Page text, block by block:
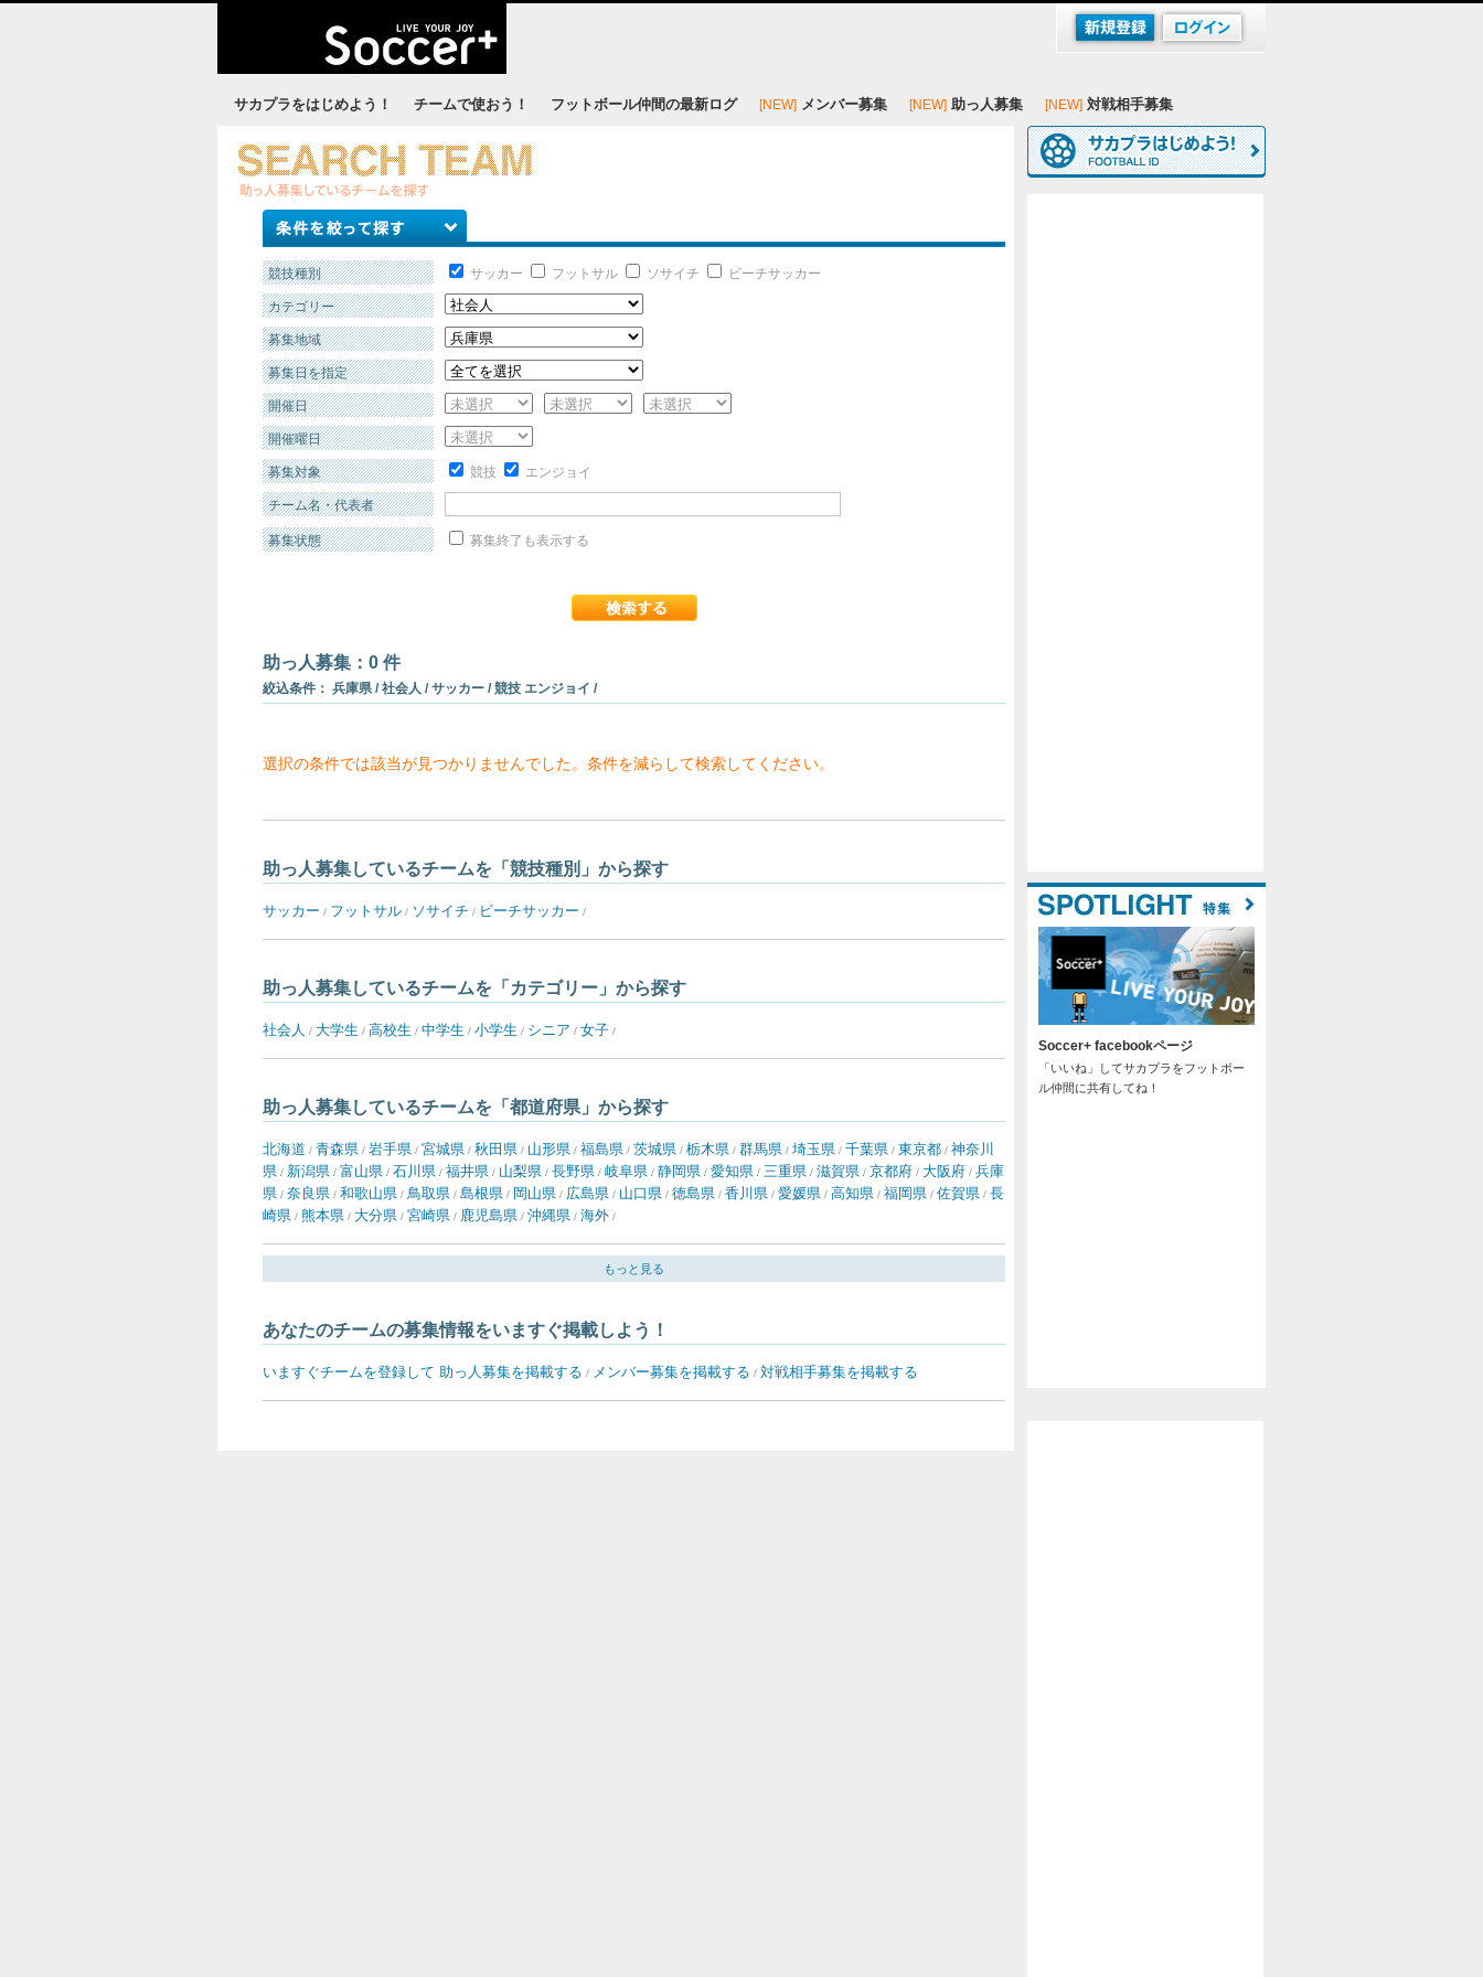
サカプラをはじめよう！ チームで使おう！ フットボール仲間の最新ログ [NEW] メンバー募集 [NEW] 助っ人募集 [NEW] 対戦相手募集
競技種別 サッカー フットサル ソサイチ ビーチサッカー
カテゴリー
募集地域
募集日を指定
開催日
開催曜日
募集対象 競技 エンジョイ
チーム名・代表者
募集状態 募集終了も表示する
助っ人募集：0 件
絞込条件： 兵庫県 / 社会人 / サッカー / 競技 エンジョイ /
選択の条件では該当が見つかりませんでした。条件を減らして検索してください。
助っ人募集しているチームを「競技種別」から探す
サッカー / フットサル / ソサイチ / ビーチサッカー /
助っ人募集しているチームを「カテゴリー」から探す
社会人 / 大学生 / 高校生 / 中学生 / 小学生 / シニア / 女子 /
助っ人募集しているチームを「都道府県」から探す
北海道 / 青森県 / 岩手県 / 宮城県 / 秋田県 / 山形県 / 福島県 / 茨城県 / 栃木県 / 群馬県 / 埼玉県 / 千葉県 / 東京都 / 神奈川
県 / 新潟県 / 富山県 / 石川県 / 福井県 / 山梨県 / 長野県 / 岐阜県 / 静岡県 / 愛知県 / 三重県 / 滋賀県 / 京都府 / 大阪府 / 兵庫
県 / 奈良県 / 和歌山県 / 鳥取県 / 島根県 / 岡山県 / 広島県 / 山口県 / 徳島県 / 香川県 / 愛媛県 / 高知県 / 福岡県 / 佐賀県 / 長
崎県 / 熊本県 / 大分県 / 宮崎県 / 鹿児島県 / 沖縄県 / 海外 /
もっと見る
あなたのチームの募集情報をいますぐ掲載しよう！
いますぐチームを登録して 助っ人募集を掲載する / メンバー募集を掲載する / 対戦相手募集を掲載する
Soccer+ facebookページ
「いいね」してサカプラをフットボー
ル仲間に共有してね！